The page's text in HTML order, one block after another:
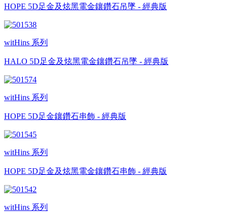
HOPE 5D足金及炫黑電金鑲鑽石吊墜 - 經典版
witHins 系列
HALO 5D足金及炫黑電金鑲鑽石吊墜 - 經典版
witHins 系列
HOPE 5D足金鑲鑽石串飾 - 經典版
witHins 系列
HOPE 5D足金及炫黑電金鑲鑽石串飾 - 經典版
witHins 系列